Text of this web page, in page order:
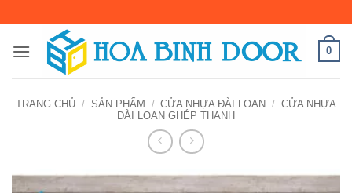
nội
0
TRANG CHỦ / SẢN PHẨM / CỬA NHỰA ĐÀI LOAN / CỬA NHỰA
ĐÀI LOAN GHÉP THANH